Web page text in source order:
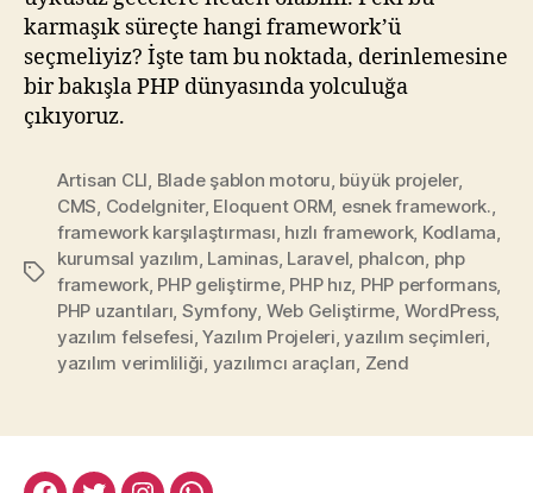
karmaşık süreçte hangi framework’ü
seçmeliyiz? İşte tam bu noktada, derinlemesine
bir bakışla PHP dünyasında yolculuğa
çıkıyoruz.
Etiketler
Artisan CLI Blade şablon motoru büyük projeler,
CMS CodeIgniter, Eloquent ORM esnek framework.
framework karşılaştırması hızlı framework, Kodlama
kurumsal yazılım Laminas, Laravel phalcon php
framework, PHP geliştirme, PHP hız PHP performans,
PHP uzantıları Symfony Web Geliştirme WordPress,
yazılım felsefesi ,Yazılım Projeleri ,yazılım seçimleri
yazılım verimliliği yazılımcı araçları Zend